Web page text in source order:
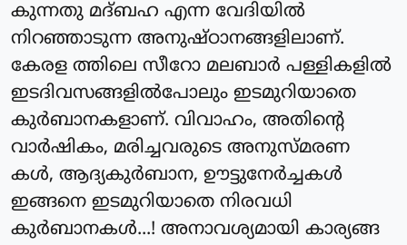
കുന്നതു മദ്ബഹ എന്ന വേദിയിൽ
നിറഞ്ഞാടുന്ന അനുഷ്ഠാനങ്ങളിലാണ്.
കേരള ത്തിലെ സീറോ മലബാർ പള്ളികളിൽ
ഇടദിവസങ്ങളിൽപോലും ഇടമുറിയാതെ
കുർബാനകളാണ്. വിവാഹം, അതിന്റെ
വാർഷികം, മരിച്ചവരുടെ അനുസ്മരണ
കൾ, ആദ്യകുർബാന, ഊട്ടുനേർച്ചകൾ
ഇങ്ങനെ ഇടമുറിയാതെ നിരവധി
കുർബാനകൾ...! അനാവശ്യമായി കാര്യങ്ങ